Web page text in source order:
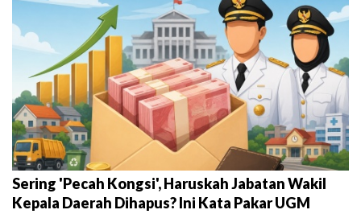
Sering 'Pecah Kongsi', Haruskah Jabatan Wakil
Kepala Daerah Dihapus? Ini Kata Pakar UGM